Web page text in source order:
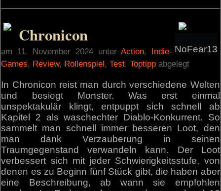
NoFear13
Chronicon
am 11. November 2024 unterAction, Indie-
Games, Review, Rollenspiel,Test,Toptipp abgelegt
In Chronicon reist man durch verschiedene Welten
und besiegt Monster. Was erst einmal
unspektakulär klingt, entpuppt sich schnell ab
Kapitel 2 als waschechter Diablo-Konkurrent. So
sammelt man schnell immer besseren Loot, den
man dank Verzauberung in seinen
Traumgegenstand verwandeln kann. Der Loot
verbessert sich mit jeder Schwierigkeitsstufe, von
denen es zu Beginn fünf Stück gibt, die haben aber
eine Beschreibung, ab wann sie empfohlen